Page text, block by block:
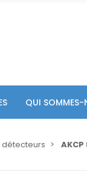
QUI SOMMES-
détecteurs